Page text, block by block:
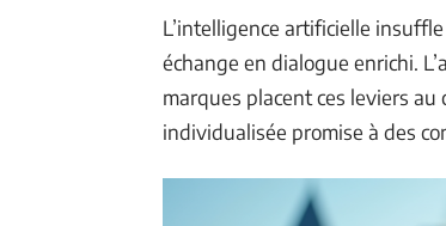
L’intelligence artificielle
échange en dialogue enrichi.
marques placent ces leviers
individualisée promise à des